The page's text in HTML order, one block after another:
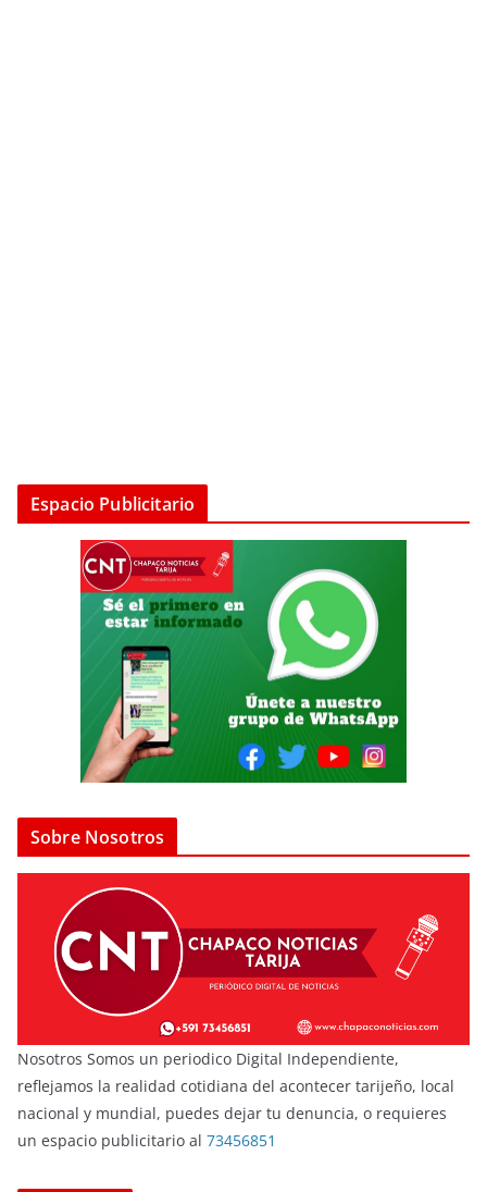
Espacio Publicitario
Sobre Nosotros
Nosotros Somos un periodico Digital Independiente,
reflejamos la realidad cotidiana del acontecer tarijeño, local
nacional y mundial, puedes dejar tu denuncia, o requieres
un espacio publicitario al 73456851